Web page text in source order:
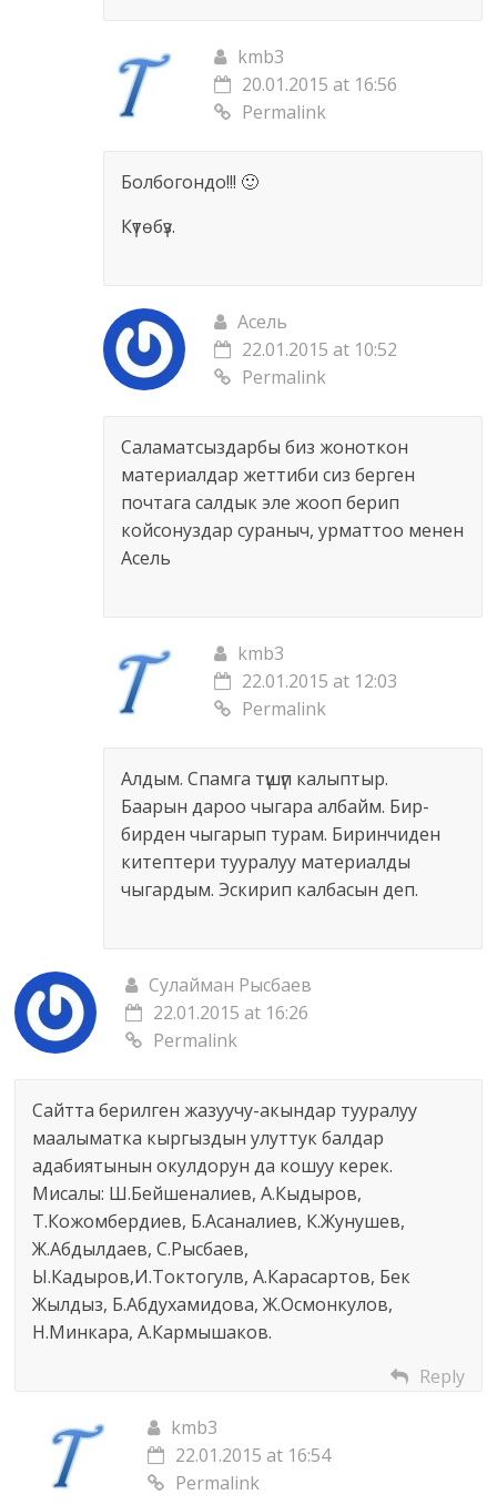
kmb3
20.01.2015 at 16:56
Permalink
Болбогондо!!! 🙂
Күтөбүз.
Асель
22.01.2015 at 10:52
Permalink
Саламатсыздарбы биз жоноткон
материалдар жеттиби сиз берген
почтага салдык эле жооп берип
койсонуздар сураныч, урматтоо менен
Асель
kmb3
22.01.2015 at 12:03
Permalink
Алдым. Спамга түшүп калыптыр.
Баарын дароо чыгара албайм. Бир-
бирден чыгарып турам. Биринчиден
китептери тууралуу материалды
чыгардым. Эскирип калбасын деп.
Сулайман Рысбаев
22.01.2015 at 16:26
Permalink
Сайтта берилген жазуучу-акындар тууралуу
маалыматка кыргыздын улуттук балдар
адабиятынын окулдорун да кошуу керек.
Мисалы: Ш.Бейшеналиев, А.Кыдыров,
Т.Кожомбердиев, Б.Асаналиев, К.Жунушев,
Ж.Абдылдаев, С.Рысбаев,
Ы.Кадыров,И.Токтогулв, А.Карасартов, Бек
Жылдыз, Б.Абдухамидова, Ж.Осмонкулов,
Н.Минкара, А.Кармышаков.
Reply
kmb3
22.01.2015 at 16:54
Permalink